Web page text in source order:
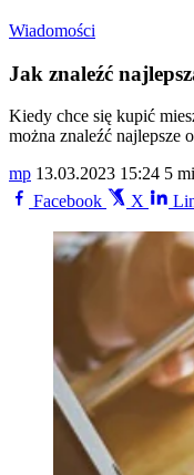
Wiadomości
Jak znaleźć
Kiedy chce się kupić
można znaleźć najlepsze
mp 13.03.2023 15:24 5
Facebook
X